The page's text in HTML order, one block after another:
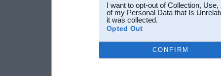
I want to opt-out of Collection,
of my Personal Data that Is
it was collected.
Opted Out
CONFIRM